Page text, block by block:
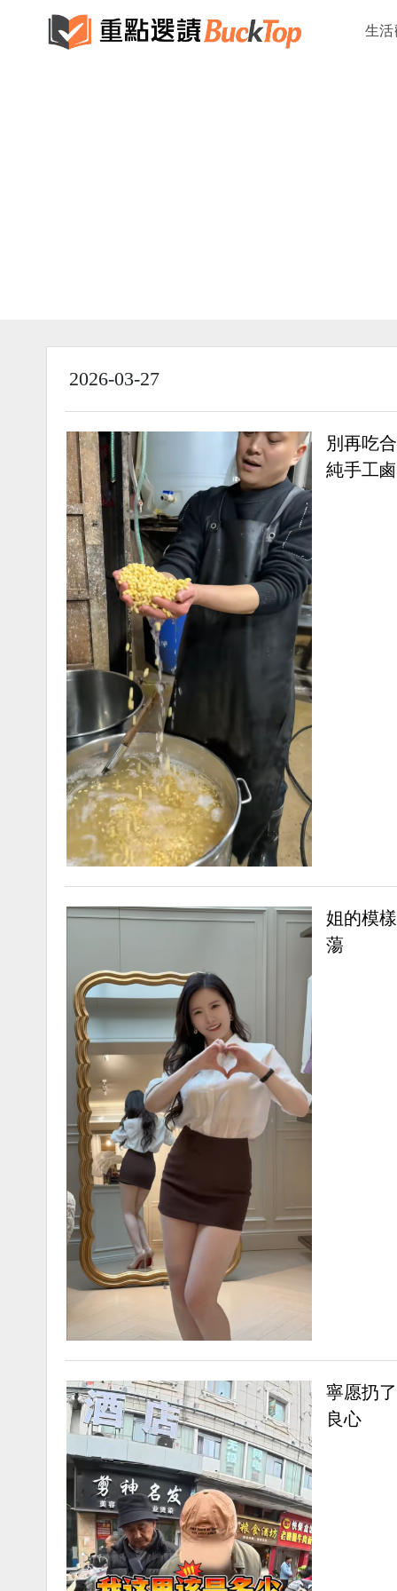
生活
2026-03-27
別再吃
純手工
姐的模
蕩
寧愿扔
良心